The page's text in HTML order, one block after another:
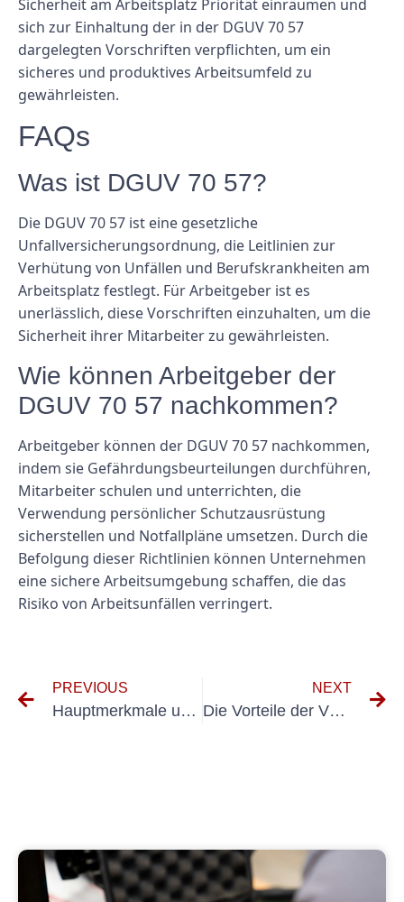
Sicherheit am Arbeitsplatz Priorität einräumen und
sich zur Einhaltung der in der DGUV 70 57
dargelegten Vorschriften verpflichten, um ein
sicheres und produktives Arbeitsumfeld zu
gewährleisten.
FAQs
Was ist DGUV 70 57?
Die DGUV 70 57 ist eine gesetzliche
Unfallversicherungsordnung, die Leitlinien zur
Verhütung von Unfällen und Berufskrankheiten am
Arbeitsplatz festlegt. Für Arbeitgeber ist es
unerlässlich, diese Vorschriften einzuhalten, um die
Sicherheit ihrer Mitarbeiter zu gewährleisten.
Wie können Arbeitgeber der
DGUV 70 57 nachkommen?
Arbeitgeber können der DGUV 70 57 nachkommen,
indem sie Gefährdungsbeurteilungen durchführen,
Mitarbeiter schulen und unterrichten, die
Verwendung persönlicher Schutzausrüstung
sicherstellen und Notfallpläne umsetzen. Durch die
Befolgung dieser Richtlinien können Unternehmen
eine sichere Arbeitsumgebung schaffen, die das
Risiko von Arbeitsunfällen verringert.
PREVIOUS
Hauptmerkmale und Vorteile des Prüfgeräts DIN VDE 0701 0702 zur Prüfung elektrischer Geräte
NEXT
Die Vorteile der VDE-Zertifizierung für Hersteller und Verbraucher